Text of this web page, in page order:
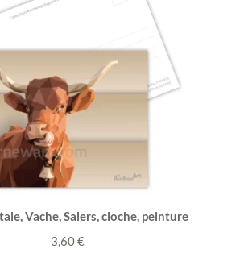
Vache, Salers, cloche, peinture
3,60€